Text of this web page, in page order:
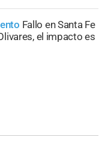
Fallo en Santa Fe
el impacto es